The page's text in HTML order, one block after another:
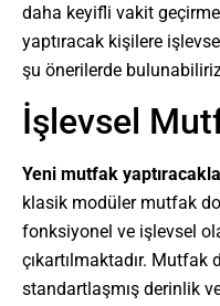
daha keyifli vakit
yaptıracak kişilere
şu önerilerde
İşlevsel
Yeni mutfak
klasik modüler mutfak
fonksiyonel ve işlevsel
çıkartılmaktadır. Mutfak
standartlaşmış derinlik